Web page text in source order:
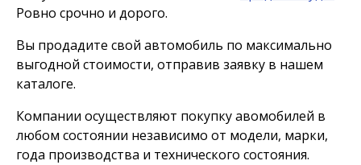
Ровно срочно и дорого.
Вы продадите свой автомобиль по максимально
выгодной стоимости, отправив заявку в нашем
каталоге.
Компании осуществляют покупку авомобилей в
любом состоянии независимо от модели, марки,
года производства и технического состояния.